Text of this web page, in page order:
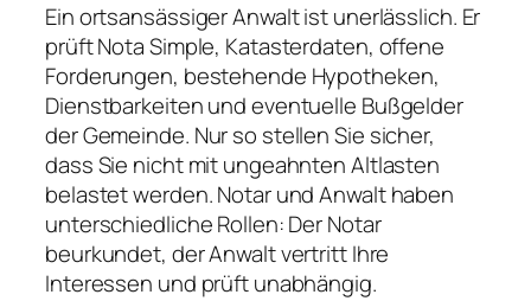
Ein ortsansässiger Anwalt ist unerlässlich. Er
prüft Nota Simple, Katasterdaten, offene
Forderungen, bestehende Hypotheken,
Dienstbarkeiten und eventuelle Bußgelder
der Gemeinde. Nur so stellen Sie sicher,
dass Sie nicht mit ungeahnten Altlasten
belastet werden. Notar und Anwalt haben
unterschiedliche Rollen: Der Notar
beurkundet, der Anwalt vertritt Ihre
Interessen und prüft unabhängig.